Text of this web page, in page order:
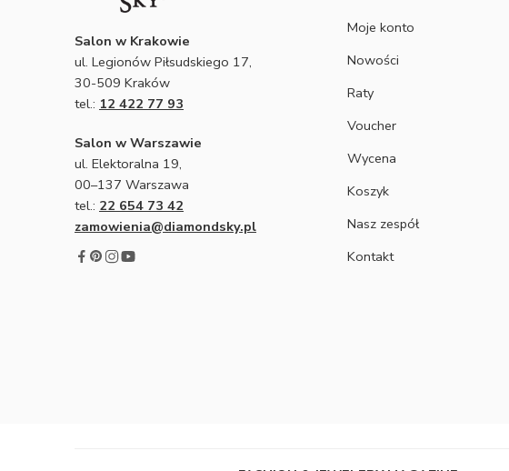
Salon w Krakowie
ul. Legionów Piłsudskiego 17,
30-509 Kraków
tel.: 12 422 77 93
Salon w Warszawie
ul. Elektoralna 19,
00–137 Warszawa
tel.: 22 654 73 42
zamowienia@diamondsky.pl
Moje konto
Nowości
Raty
Voucher
Wycena
Koszyk
Nasz zespół
Kontakt